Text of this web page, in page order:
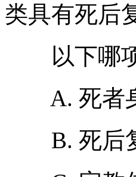
类具有死后
以下哪项
A. 死者身
B. 死后复